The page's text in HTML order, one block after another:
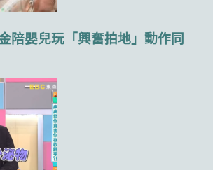
陪嬰兒玩「興奮拍地」動作同